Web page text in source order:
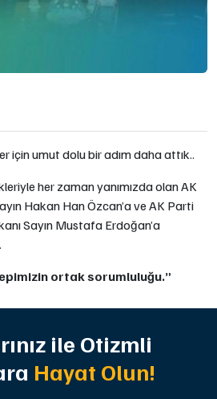
için umut dolu bir adım daha attık..
her zaman yanımızda olan AK
Hakan Han Özcan’a ve AK Parti
Sayın Mustafa Erdoğan’a
ortak sorumluluğu.”
ile Otizmli
Hayat Olun!